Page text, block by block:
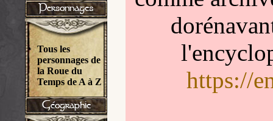
Tous les
personnages de
la Roue du
Temps de A à Z
https://